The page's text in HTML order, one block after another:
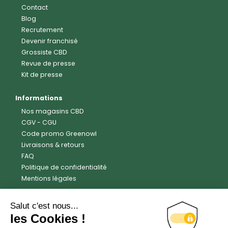
Contact
Blog
Recrutement
Devenir franchisé
Grossiste CBD
Revue de presse
Kit de presse
Informations
Nos magasins CBD
CGV- CGU
Code promo Greenowl
Livraisons & retours
FAQ
Politique de confidentialité
Mentions légales
Avis clients